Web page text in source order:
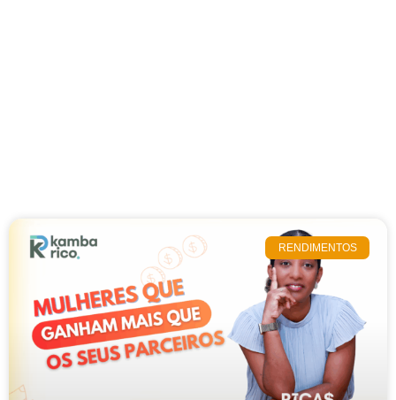
RENDIMENTOS